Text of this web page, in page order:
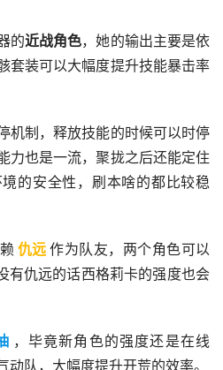
的近战角色，她的输出主要是依
套装可以大幅度提升技能暴击率
机制，释放技能的时候可以时停
力也是一流，聚拢之后还能定住
的安全性，刷本啥的都比较稳
仇远 作为队友，两个角色可以
有仇远的话西格莉卡的强度也会
，毕竟新角色的强度还是在线
队，大幅度提升开荒的效率。